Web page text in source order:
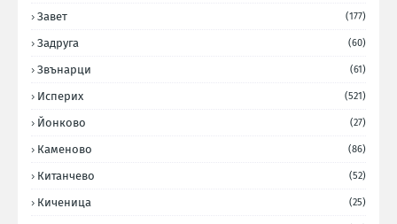
Завет (177)
Задруга (60)
Звънарци (61)
Исперих (521)
Йонково (27)
Каменово (86)
Китанчево (52)
Киченица (25)